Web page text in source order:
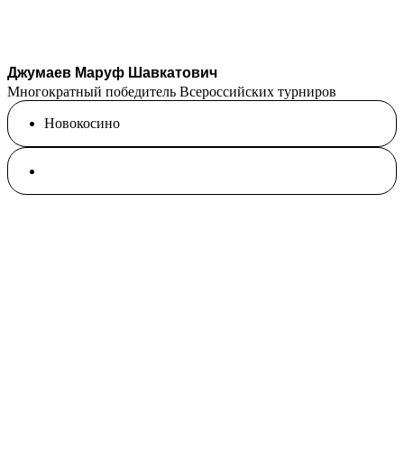
Джумаев Маруф Шавкатович
Многократный победитель Всероссийских турниров
Новокосино